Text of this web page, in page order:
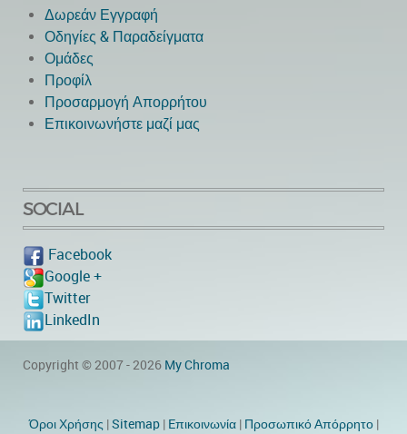
Δωρεάν Εγγραφή
Οδηγίες & Παραδείγματα
Ομάδες
Προφίλ
Προσαρμογή Απορρήτου
Επικοινωνήστε μαζί μας
SOCIAL
Facebook
Google +
Twitter
LinkedIn
Copyright © 2007 - 2026 My Chroma
Όροι Χρήσης |Sitemap| Eπικοινωνία| Προσωπικό Απόρρητο|